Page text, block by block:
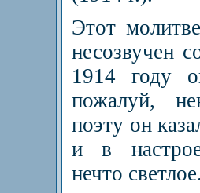
Этот
несозвучен
1914 году
пожалуй,
поэту он
и в
нечто